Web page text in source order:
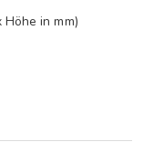
in mm)